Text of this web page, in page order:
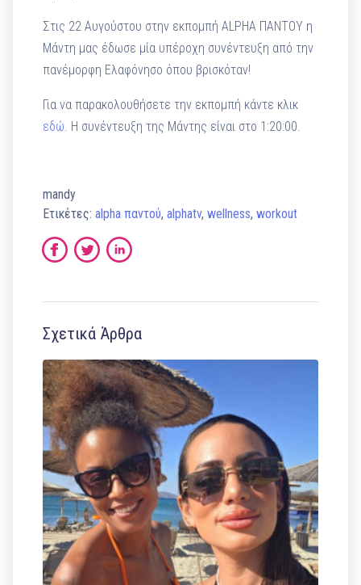
Στις 22 Αυγούστου στην εκπομπή ALPHA ΠΑΝΤΟΥ η
Μάντη μας έδωσε μία υπέροχη συνέντευξη από την
πανέμορφη Ελαφόνησο όπου βρισκόταν!
Για να παρακολουθήσετε την εκπομπή κάντε κλικ
εδώ . Η συνέντευξη της Μάντης είναι στο 1:20:00.
mandy
Ετικέτες:alpha παντού,alphatv,wellness,workout
Σχετικά Άρθρα